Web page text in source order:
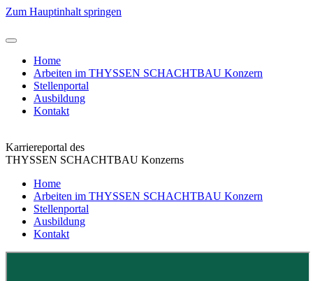
Zum Hauptinhalt springen
Home
Arbeiten im THYSSEN SCHACHTBAU Konzern
Stellenportal
Ausbildung
Kontakt
Karriereportal des
THYSSEN SCHACHTBAU Konzerns
Home
Arbeiten im THYSSEN SCHACHTBAU Konzern
Stellenportal
Ausbildung
Kontakt